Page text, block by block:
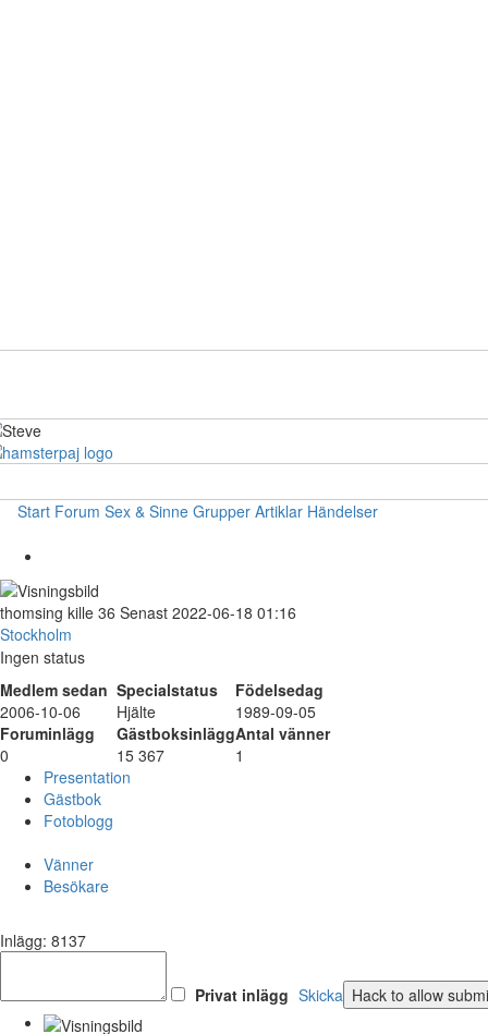
Start Forum Sex & Sinne Grupper Artiklar Händelser
thomsing kille 36 Senast 2022-06-18 01:16
Stockholm
Ingen status
Medlem sedan Specialstatus
Födelsedag
2006-10-06
Hjälte
1989-09-05
Foruminlägg
GästboksinläggAntal vänner
0
15 367
1
Presentation
Gästbok
Fotoblogg
Vänner
Besökare
Inlägg: 8137
Privat inlägg Skicka